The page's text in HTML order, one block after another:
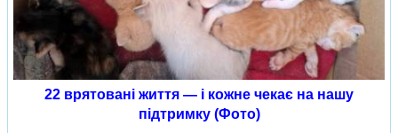
22 врятовані життя — і кожне чекає на нашу
підтримку (Фото)